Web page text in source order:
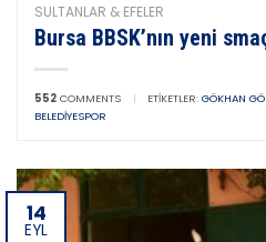
SULTANLAR & EFELER
Bursa BBSK’nın yeni
552 COMMENTS | ETIKETLER: GÖKHAN
BELEDIYESPOR
14
EYL